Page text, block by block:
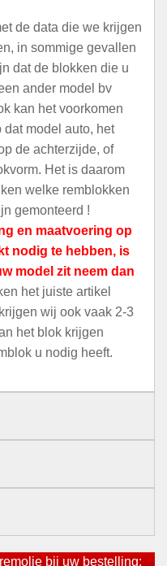
de data die we krijgen
in sommige gevallen
dat de blokken die u
ander model bv
kan het voorkomen
model auto, het
de achterzijde, of
Het is daarom
welke remblokken
gemonteerd !
en maatvoering op
nodig te hebben, is
model zit neem dan
het juiste artikel
wij ook vaak 2-3
het blok krijgen
u nodig heeft.
bij uw bestelling: